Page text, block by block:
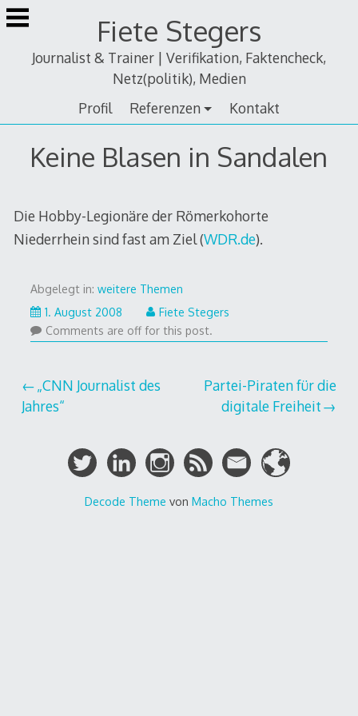
Zum
Inhalt
Fiete Stegers
Journalist & Trainer | Verifikation, Faktencheck,
Netz(politik), Medien
Profil
Referenzen Kontakt
Keine Blasen in Sandalen
Die Hobby-Legionäre der Römerkohorte
Niederrhein sind fast am Ziel (WDR.de).
Abgelegt in: weitere Themen
1. August 20081.
August
Fiete Stegers
Comments are off for this post.
Beitragsnavigation
„CNN Journalist des
Jahres“
Partei-Piraten für die
digitale Freiheit
Decode Theme von Macho Themes